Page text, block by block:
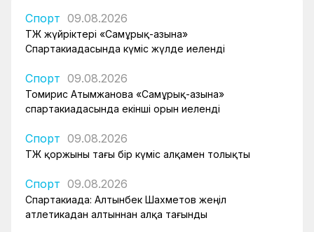
Спорт 09.08.2026
ҚТЖ жүйріктері «Самұрық-Қазына»
Спартакиадасында күміс жүлде иеленді
Спорт 09.08.2026
Томирис Атымжанова «Самұрық-Қазына»
спартакиадасында екінші орын иеленді
Спорт 09.08.2026
ҚТЖ қоржыны тағы бір күміс алқамен толықты
Спорт 09.08.2026
Спартакиада: Алтынбек Шахметов жеңіл
атлетикадан алтыннан алқа тағынды